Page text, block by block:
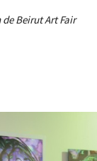
Beirut Art Fair